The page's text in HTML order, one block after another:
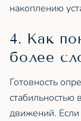
накоплению
4. Как
более
Готовность
стабильностью
движений.